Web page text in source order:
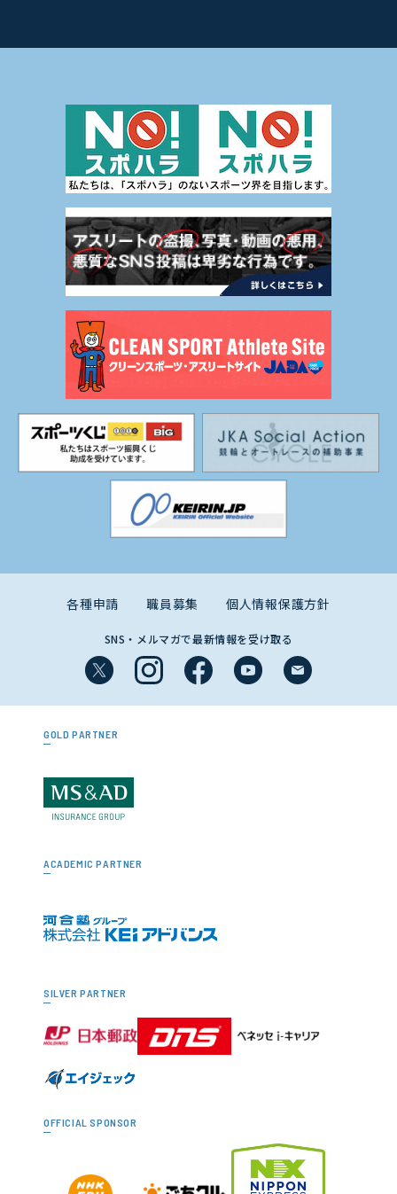
各種申請 職員募集 個人情報保護方針
SNS・メルマガで最新情報を受け取る
GOLD PARTNER
ACADEMIC PARTNER
SILVER PARTNER
OFFICIAL SPONSOR